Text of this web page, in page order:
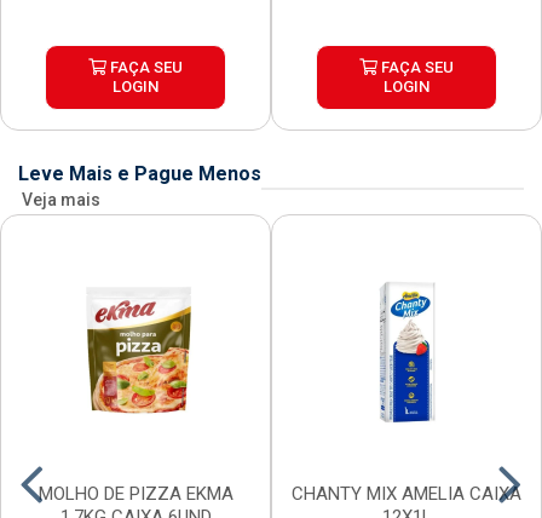
FAÇA SEU
LOGIN
FAÇA SEU
LOGIN
Leve Mais e Pague Menos
Veja mais
MOLHO DE PIZZA EKMA
CHANTY MIX AMELIA CAIXA